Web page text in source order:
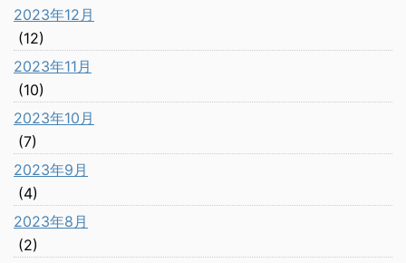
2023年12月
(12)
2023年11月
(10)
2023年10月
(7)
2023年9月
(4)
2023年8月
(2)